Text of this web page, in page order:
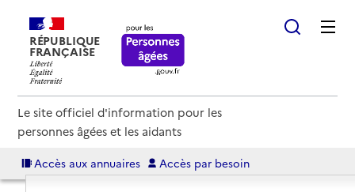
RÉPUBLIQUE
FRANÇAISE
Le site officiel d'information pour les
personnes âgées et les aidants
Accès aux annuaires Accès par besoin